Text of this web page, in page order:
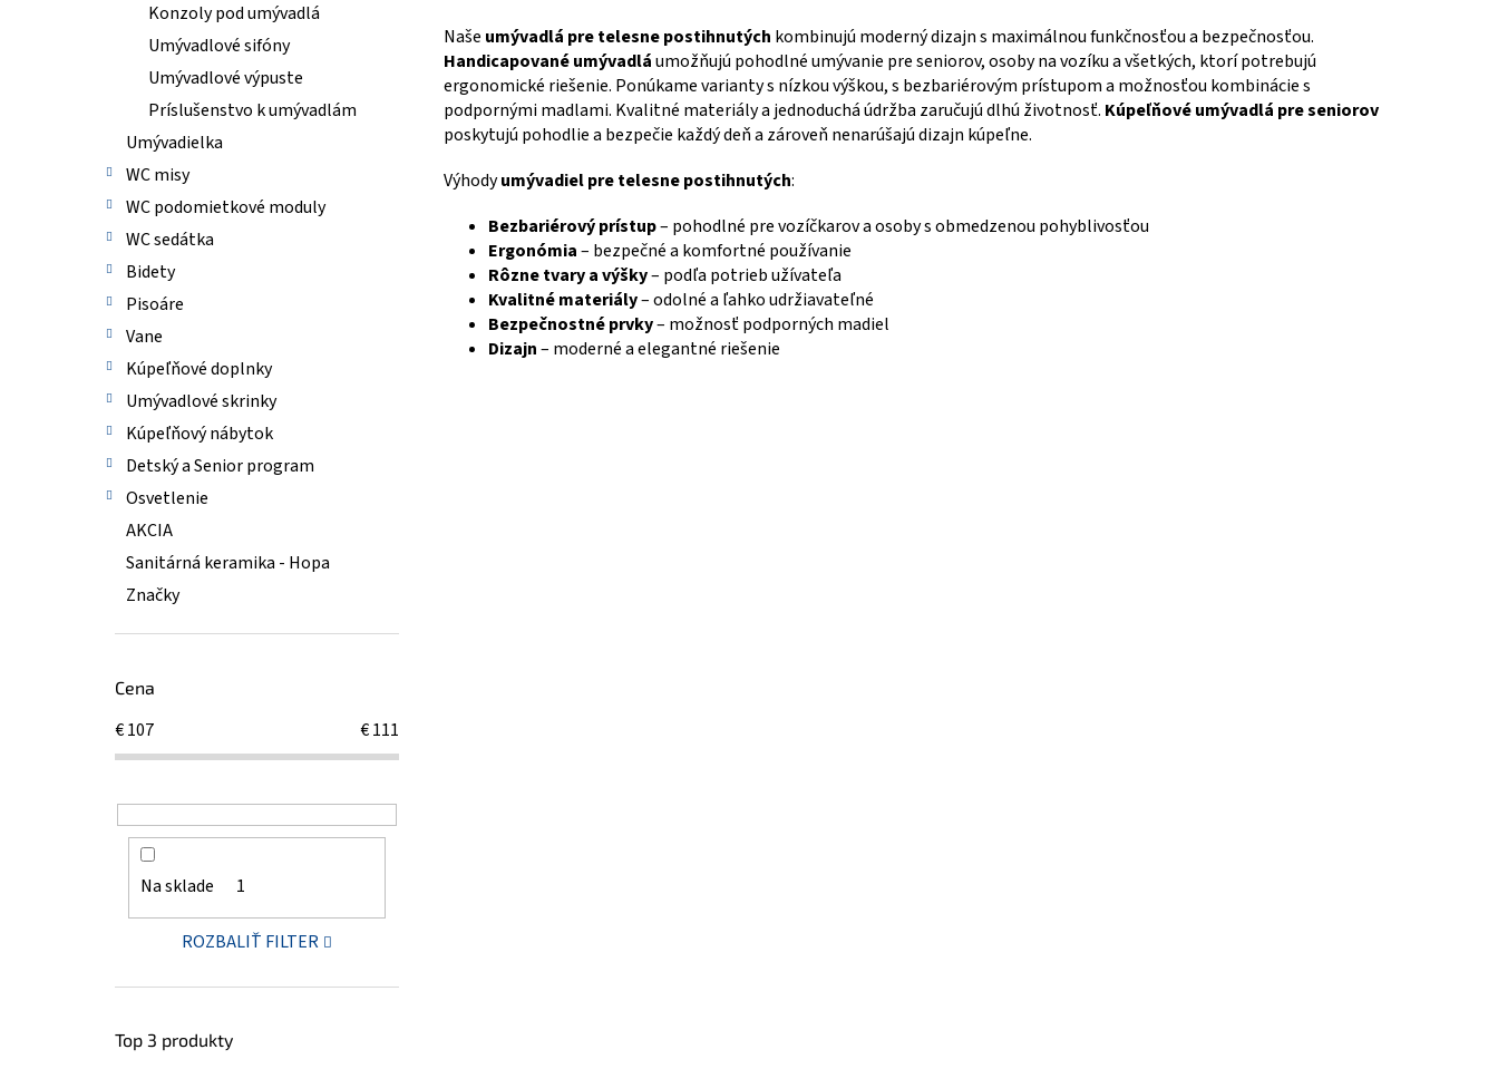
Konzoly pod umývadlá
Umývadlové sifóny
Umývadlové výpuste
Príslušenstvo k umývadlám
Umývadielka
WC misy
WC podomietkové moduly
WC sedátka
Bidety
Pisoáre
Vane
Kúpeľňové doplnky
Umývadlové skrinky
Kúpeľňový nábytok
Detský a Senior program
Osvetlenie
AKCIA
Sanitárná keramika - Hopa
Značky
Cena
€107 €111
Na sklade 1
ROZBALIŤ FILTER
Top 3 produkty
l
á
d
a
c
i
v
Naše umývadlá pre telesne postihnutých kombinujú moderný dizajn s maximálnou funkčnosťou a bezpečnosťou.
Handicapované umývadláumožňujú pohodlné umývanie pre seniorov, osoby na vozíku a všetkých, ktorí potrebujú
ergonomické riešenie. Ponúkame varianty s nízkou výškou, s bezbariérovým prístupom a možnosťou kombinácie s
podpornými madlami. Kvalitné materiály a jednoduchá údržba zaručujú dlhú životnosť. Kúpeľňové umývadlá pre seniorov
poskytujú pohodlie a bezpečie každý deň a zároveň nenarúšajú dizajn kúpeľne.
Výhodyumývadiel pre telesne postihnutých:
Bezbariérový prístup– pohodlné pre vozíčkarov a osoby s obmedzenou pohyblivosťou
Ergonómia– bezpečné a komfortné používanie
Rôzne tvary a výšky– podľa potrieb užívateľa
Kvalitné materiály– odolné a ľahko udržiavateľné
Bezpečnostné prvky– možnosť podporných madiel
Dizajn– moderné a elegantné riešenie